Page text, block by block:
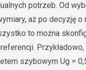
potrzeb. Od
aż po decyzję o
to można
szybowym Ug =